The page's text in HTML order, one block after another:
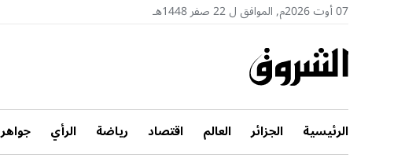
07 أوت 2026م, الموافق ل 22 صفر 1448هـ
الرئيسية الجزائر العالم اقتصاد رياضة الرأي جواهر